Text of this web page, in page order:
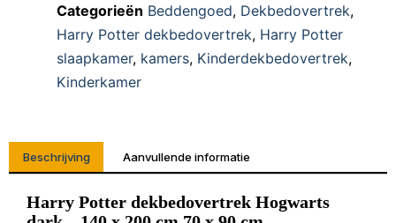
Categorieën Beddengoed, Dekbedovertrek,
Harry Potter dekbedovertrek, Harry Potter
slaapkamer, kamers, Kinderdekbedovertrek,
Kinderkamer
Beschrijving Aanvullende informatie
Harry Potter dekbedovertrek Hogwarts